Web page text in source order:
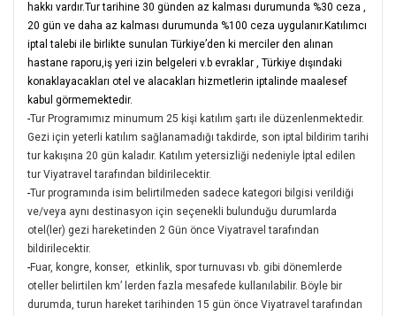
hakkı vardır.Tur tarihine 30 günden az kalması durumunda %30 ceza ,
20 gün ve daha az kalması durumunda %100 ceza uygulanır.Katılımcı
iptal talebi ile birlikte sunulan Türkiye’den ki merciler den alınan
hastane raporu,iş yeri izin belgeleri v.b evraklar , Türkiye dışındaki
konaklayacakları otel ve alacakları hizmetlerin iptalinde maalesef
kabul görmemektedir.
-Tur Programımız minumum 25 kişi katılım şartı ile düzenlenmektedir.
Gezi için yeterli katılım sağlanamadığı takdirde, son iptal bildirim tarihi
tur kakışına 20 gün kaladır. Katılım yetersizliği nedeniyle İptal edilen
tur Viyatravel tarafından bildirilecektir.
-Tur programında isim belirtilmeden sadece kategori bilgisi verildiği
ve/veya aynı destinasyon için seçenekli bulunduğu durumlarda
otel(ler) gezi hareketinden 2 Gün önce Viyatravel tarafından
bildirilecektir.
-Fuar, kongre, konser, etkinlik, spor turnuvası vb. gibi dönemlerde
oteller belirtilen km’ lerden fazla mesafede kullanılabilir. Böyle bir
durumda, turun hareket tarihinden 15 gün önce Viyatravel tarafından